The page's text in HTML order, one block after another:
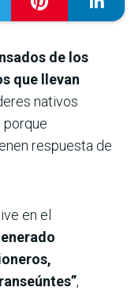
de los
que llevan
nativos
porque
respuesta de
en el
,